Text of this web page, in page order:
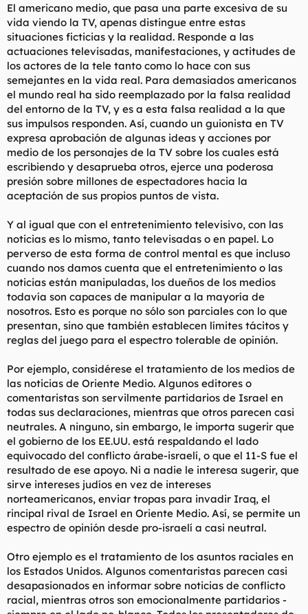
El americano medio, que pasa una parte excesiva de su
vida viendo la TV, apenas distingue entre estas
situaciones ficticias y la realidad. Responde a las
actuaciones televisadas, manifestaciones, y actitudes de
los actores de la tele tanto como lo hace con sus
semejantes en la vida real. Para demasiados americanos
el mundo real ha sido reemplazado por la falsa realidad
del entorno de la TV, y es a esta falsa realidad a la que
sus impulsos responden. Así, cuando un guionista en TV
expresa aprobación de algunas ideas y acciones por
medio de los personajes de la TV sobre los cuales está
escribiendo y desaprueba otros, ejerce una poderosa
presión sobre millones de espectadores hacia la
aceptación de sus propios puntos de vista.
Y al igual que con el entretenimiento televisivo, con las
noticias es lo mismo, tanto televisadas o en papel. Lo
perverso de esta forma de control mental es que incluso
cuando nos damos cuenta que el entretenimiento o las
noticias están manipuladas, los dueños de los medios
todavía son capaces de manipular a la mayoría de
nosotros. Esto es porque no sólo son parciales con lo que
presentan, sino que también establecen límites tácitos y
reglas del juego para el espectro tolerable de opinión.
Por ejemplo, considérese el tratamiento de los medios de
las noticias de Oriente Medio. Algunos editores o
comentaristas son servilmente partidarios de Israel en
todas sus declaraciones, mientras que otros parecen casi
neutrales. A ninguno, sin embargo, le importa sugerir que
el gobierno de los EE.UU. está respaldando el lado
equivocado del conflicto árabe-israelí, o que el 11-S fue el
resultado de ese apoyo. Ni a nadie le interesa sugerir, que
sirve intereses judíos en vez de intereses
norteamericanos, enviar tropas para invadir Iraq, el
rincipal rival de Israel en Oriente Medio. Así, se permite un
espectro de opinión desde pro-israelí a casi neutral.
Otro ejemplo es el tratamiento de los asuntos raciales en
los Estados Unidos. Algunos comentaristas parecen casi
desapasionados en informar sobre noticias de conflicto
racial, mientras otros son emocionalmente partidarios -